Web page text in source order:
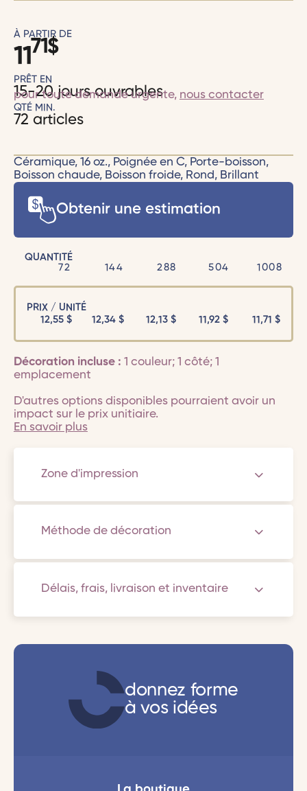
À PARTIR DE
1171$
PRÊT EN
15-20 jours ouvrables
pour toute demande urgente, nous contacter
QTÉ MIN.
72 articles
Céramique, 16 oz., Poignée en C, Porte-boisson,
Boisson chaude, Boisson froide, Rond, Brillant
Obtenir une estimation
QUANTITÉ
72
144 288 504 1008
PRIX / UNITÉ
12,55 $ 12,34 $ 12,13$ 11,92$ 11,71$
Décoration incluse : 1 couleur; 1 côté; 1
emplacement
D'autres options disponibles pourraient avoir un
impact sur le prix unitiaire.
En savoir plus
Zone d'impression
Méthode de décoration
Délais, frais, livraison et inventaire
donnez forme
à vos idées